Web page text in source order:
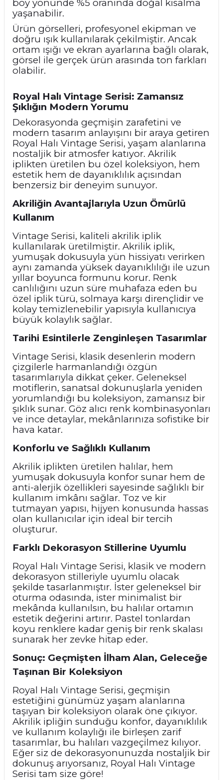
boy yönünde %5 oranında doğal kısalma
yaşanabilir.
Ürün görselleri, profesyonel ekipman ve
doğru ışık kullanılarak çekilmiştir. Ancak
ortam ışığı ve ekran ayarlarına bağlı olarak,
görsel ile gerçek ürün arasında ton farkları
olabilir.
Royal Halı Vintage Serisi: Zamansız
Şıklığın Modern Yorumu
Dekorasyonda geçmişin zarafetini ve
modern tasarım anlayışını bir araya getiren
Royal Halı Vintage Serisi, yaşam alanlarına
nostaljik bir atmosfer katıyor. Akrilik
iplikten üretilen bu özel koleksiyon, hem
estetik hem de dayanıklılık açısından
benzersiz bir deneyim sunuyor.
Akriliğin Avantajlarıyla Uzun Ömürlü
Kullanım
Vintage Serisi, kaliteli akrilik iplik
kullanılarak üretilmiştir. Akrilik iplik,
yumuşak dokusuyla yün hissiyatı verirken
aynı zamanda yüksek dayanıklılığı ile uzun
yıllar boyunca formunu korur. Renk
canlılığını uzun süre muhafaza eden bu
özel iplik türü, solmaya karşı dirençlidir ve
kolay temizlenebilir yapısıyla kullanıcıya
büyük kolaylık sağlar.
Tarihi Esintilerle Zenginleşen Tasarımlar
Vintage Serisi, klasik desenlerin modern
çizgilerle harmanlandığı özgün
tasarımlarıyla dikkat çeker. Geleneksel
motiflerin, sanatsal dokunuşlarla yeniden
yorumlandığı bu koleksiyon, zamansız bir
şıklık sunar. Göz alıcı renk kombinasyonları
ve ince detaylar, mekânlarınıza sofistike bir
hava katar.
Konforlu ve Sağlıklı Kullanım
Akrilik iplikten üretilen halılar, hem
yumuşak dokusuyla konfor sunar hem de
anti-alerjik özellikleri sayesinde sağlıklı bir
kullanım imkânı sağlar. Toz ve kir
tutmayan yapısı, hijyen konusunda hassas
olan kullanıcılar için ideal bir tercih
oluşturur.
Farklı Dekorasyon Stillerine Uyumlu
Royal Halı Vintage Serisi, klasik ve modern
dekorasyon stilleriyle uyumlu olacak
şekilde tasarlanmıştır. İster geleneksel bir
oturma odasında, ister minimalist bir
mekânda kullanılsın, bu halılar ortamın
estetik değerini artırır. Pastel tonlardan
koyu renklere kadar geniş bir renk skalası
sunarak her zevke hitap eder.
Sonuç: Geçmişten İlham Alan, Geleceğe
Taşınan Bir Koleksiyon
Royal Halı Vintage Serisi, geçmişin
estetiğini günümüz yaşam alanlarına
taşıyan bir koleksiyon olarak öne çıkıyor.
Akrilik ipliğin sunduğu konfor, dayanıklılık
ve kullanım kolaylığı ile birleşen zarif
tasarımlar, bu halıları vazgeçilmez kılıyor.
Eğer siz de dekorasyonunuzda nostaljik bir
dokunuş arıyorsanız, Royal Halı Vintage
Serisi tam size göre!